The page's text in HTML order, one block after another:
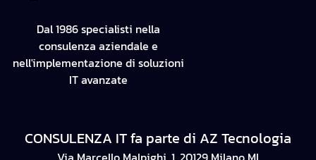
Dal 1986 specialisti nella
consulenza aziendale e
nell'implementazione di soluzioni
IT avanzate
CONSULENZA IT fa parte di AZ Tecnologia